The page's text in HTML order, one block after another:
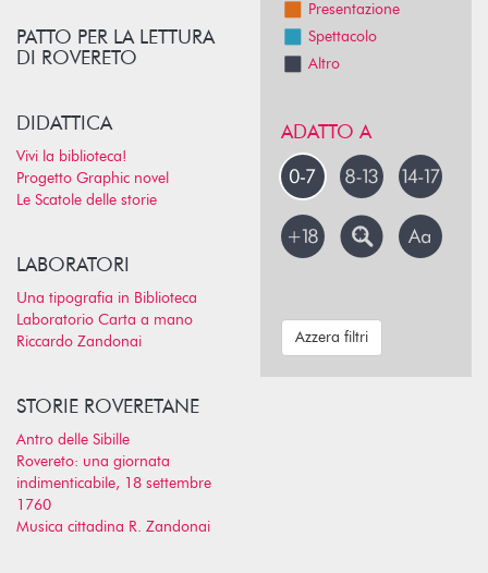
PATTO PER LA LETTURA
DI ROVERETO
DIDATTICA
Vivi la biblioteca!
Progetto Graphic novel
Le Scatole delle storie
LABORATORI
Una tipografia in Biblioteca
Laboratorio Carta a mano
Riccardo Zandonai
STORIE ROVERETANE
Antro delle Sibille
Rovereto: una giornata
indimenticabile, 18 settembre
1760
Musica cittadina R. Zandonai
Presentazione
Spettacolo
Altro
ADATTO A
Azzera filtri